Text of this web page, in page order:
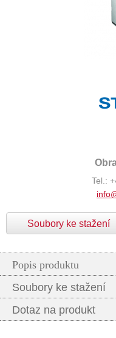
Tel.:
Soubory ke stažení
Popis produktu
Soubory ke stažení
Dotaz na produkt